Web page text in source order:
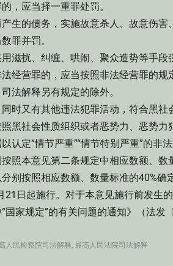
，应当择一重罪处罚。
的债务，实施故意杀人、故意伤害
罪并罚。
扰、纠缠、哄闹、聚众造势等手段
经营罪的，应当按照非法经营罪的规
解释另有规定的除外。
又有其他违法犯罪活动，符合黑社
黑社会性质组织或者恶势力、恶势力
定“情节严重”“情节特别严重”的非
照本意见第二条规定中相应数额、数
别按照相应数额、数量标准的40%确
日起施行。对于本意见施行前发生
国家规定”的有关问题的通知》（法发
人民检察院司法解释, 最高人民法院司法解释